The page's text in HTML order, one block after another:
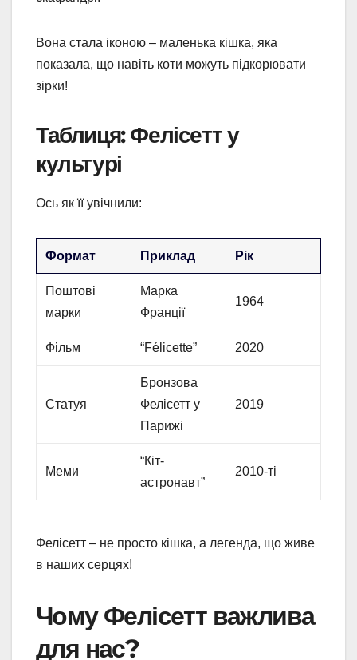
Вона стала іконою – маленька кішка, яка
показала, що навіть коти можуть підкорювати
зірки!
Таблиця: Фелісетт у
культурі
Ось як її увічнили:
Формат Приклад Рік
Поштові
марки
Марка
Франції
1964
Фільм “Félicette” 2020
Статуя
Бронзова
Фелісетт у
Парижі
2019
Меми
“Кіт-
астронавт”
2010-ті
Фелісетт – не просто кішка, а легенда, що живе
в наших серцях!
Чому Фелісетт важлива
для нас?